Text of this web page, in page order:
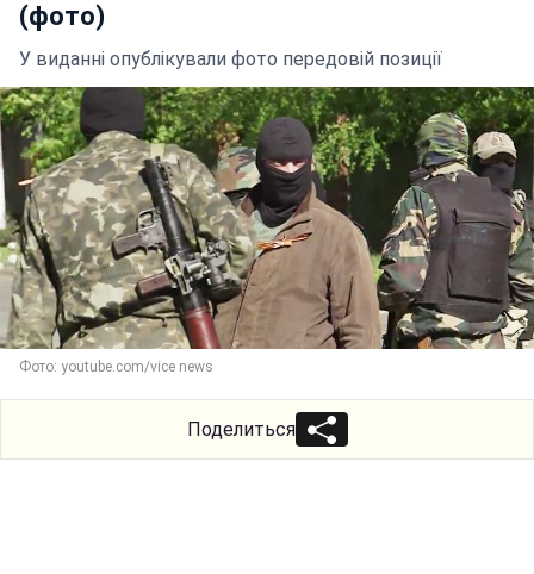
(фото)
У виданні опублікували фото передовій позиції
Фото: youtube.com/vice news
Поделиться